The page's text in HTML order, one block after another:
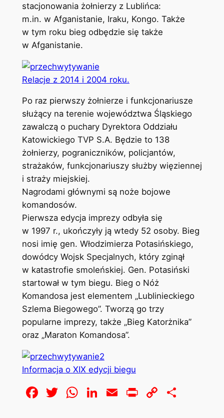
stacjonowania żołnierzy z Lublińca:
m.in. w Afganistanie, Iraku, Kongo. Także
w tym roku bieg odbędzie się także
w Afganistanie.
Relacje z 2014 i 2004 roku.
Po raz pierwszy żołnierze i funkcjonariusze
służący na terenie województwa Śląskiego
zawalczą o puchary Dyrektora Oddziału
Katowickiego TVP S.A. Będzie to 138
żołnierzy, pograniczników, policjantów,
strażaków, funkcjonariuszy służby więziennej
i straży miejskiej.
Nagrodami głównymi są noże bojowe
komandosów.
Pierwsza edycja imprezy odbyła się
w 1997 r., ukończyły ją wtedy 52 osoby. Bieg
nosi imię gen. Włodzimierza Potasińskiego,
dowódcy Wojsk Specjalnych, który zginął
w katastrofie smoleńskiej. Gen. Potasiński
startował w tym biegu. Bieg o Nóż
Komandosa jest elementem „Lublinieckiego
Szlema Biegowego”. Tworzą go trzy
popularne imprezy, także „Bieg Katorżnika”
oraz „Maraton Komandosa”.
Informacja o XIX edycji biegu
Facebook
Twitter
WhatsApp
LinkedIn
EmailPrintCopy